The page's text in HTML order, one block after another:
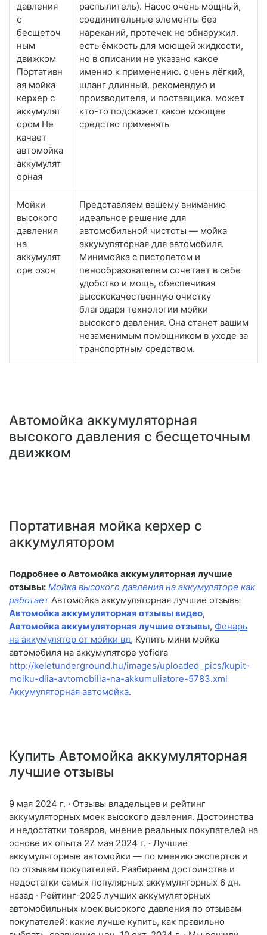
давления
с
бесщеточ
ным
движком
Портативн
ая мойка
керхер с
аккумулят
ором Не
качает
автомойка
аккумулят
орная
распылитель). Насос очень мощный,
соединительные элементы без
нареканий, протечек не обнаружил.
есть ёмкость для моющей жидкости,
но в описании не указано какое
именно к применению. очень лёгкий,
шланг длинный. рекомендую и
производителя, и поставщика. может
кто-то подскажет какое моющее
средство применять
Мойки
высокого
давления
на
аккумулят
оре озон
Представляем вашему вниманию
идеальное решение для
автомобильной чистоты — мойка
аккумуляторная для автомобиля.
Минимойка с пистолетом и
пенообразователем сочетает в себе
удобство и мощь, обеспечивая
высококачественную очистку
благодаря технологии мойки
высокого давления. Она станет вашим
незаменимым помощником в уходе за
транспортным средством.
Автомойка аккумуляторная
высокого давления с бесщеточным
движком
Портативная мойка керхер с
аккумулятором
Подробнее о Автомойка аккумуляторная лучшие
отзывы: Мойка высокого давления на аккумуляторе как
работает Автомойка аккумуляторная лучшие отзывы
Автомойка аккумуляторная отзывы видео,
Автомойка аккумуляторная лучшие отзывы, Фонарь
на аккумулятор от мойки вд, Купить мини мойка
автомобиля на аккумуляторе yofidra
http://keletunderground.hu/images/uploaded_pics/kupit-
moiku-dlia-avtomobilia-na-akkumuliatore-5783.xml
Аккумуляторная автомойка.
Купить Автомойка аккумуляторная
лучшие отзывы
9 мая 2024 г. · Отзывы владельцев и рейтинг
аккумуляторных моек высокого давления. Достоинства
и недостатки товаров, мнение реальных покупателей на
основе их опыта 27 мая 2024 г. · Лучшие
аккумуляторные автомойки — по мнению экспертов и
по отзывам покупателей. Разбираем достоинства и
недостатки самых популярных аккумуляторных 6 дн.
назад · Рейтинг-2025 лучших аккумуляторных
автомобильных моек высокого давления по отзывам
покупателей: какие лучше купить, как правильно